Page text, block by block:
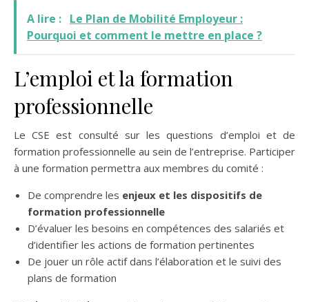
A lire : Le Plan de Mobilité Employeur :
Pourquoi et comment le mettre en place ?
L’emploi et la formation
professionnelle
Le CSE est consulté sur les questions d’emploi et de
formation professionnelle au sein de l’entreprise. Participer
à une formation permettra aux membres du comité :
De comprendre les enjeux et les dispositifs de
formation professionnelle
D’évaluer les besoins en compétences des salariés et
d’identifier les actions de formation pertinentes
De jouer un rôle actif dans l’élaboration et le suivi des
plans de formation